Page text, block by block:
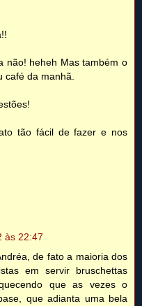
não! heheh Mas também o
café da manhã.
tão fácil de fazer e nos
às 22:47
de fato a maioria dos
em servir bruschettas
que as vezes o
que adianta uma bela